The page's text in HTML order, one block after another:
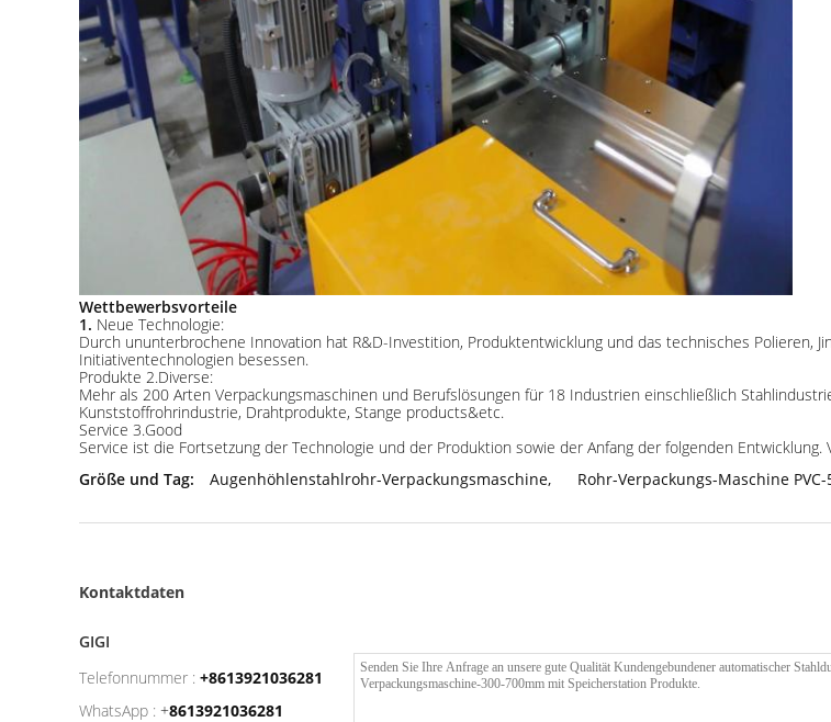
Wettbewerbsvorteile
1. Neue Technologie:
Durch ununterbrochene Innovation hat R&D-Investition, Produktentwicklung und das technisches Polieren,
Initiativentechnologien besessen.
Produkte 2.Diverse:
Mehr als 200 Arten Verpackungsmaschinen und Berufslösungen für 18 Industrien einschließlich
Kunststoffrohrindustrie, Drahtprodukte, Stange products&etc.
Service 3.Good
Service ist die Fortsetzung der Technologie und der Produktion sowie der Anfang der folgenden
Größe und Tag:
Augenhöhlenstahlrohr-Verpackungsmaschine, Rohr-Verpackungs-Maschine PVC-
Kontaktdaten
GIGI
Telefonnummer : +8613921036281
WhatsApp : +8613921036281